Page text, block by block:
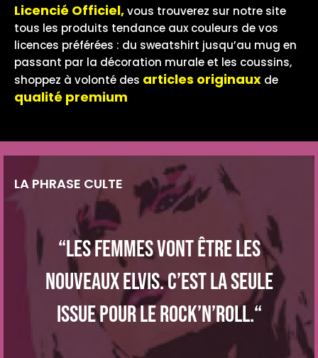
Licencié Officiel,vous trouverez sur notre site
tous les produits tendance aux couleurs de vos
licences préférées : du sweatshirt jusqu’au mug en
passant par la décoration murale et les coussins,
shoppez à volonté des articles originaux de
qualité premium
LA PHRASE CULTE
“Les femmes vont être les
nouveaux Elvis. C’est la seule
issue pour le rock’n’roll.“